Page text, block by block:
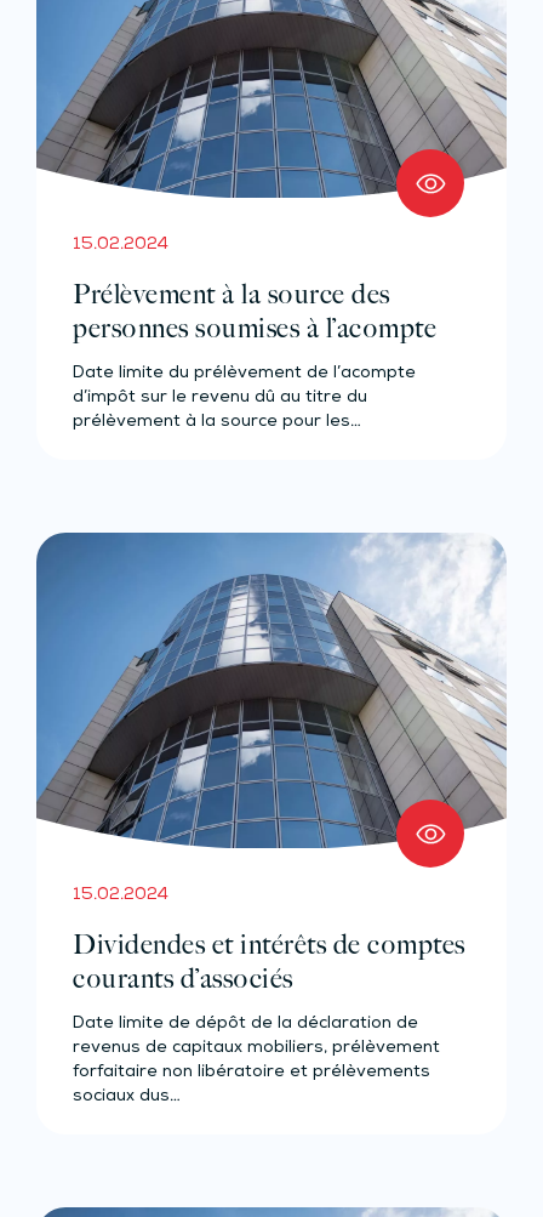
15.02.2024
Prélèvement à la source des
personnes soumises à l’acompte
Date limite du prélèvement de l’acompte
d’impôt sur le revenu dû au titre du
prélèvement à la source pour les…
15.02.2024
Dividendes et intérêts de comptes
courants d’associés
Date limite de dépôt de la déclaration de
revenus de capitaux mobiliers, prélèvement
forfaitaire non libératoire et prélèvements
sociaux dus…